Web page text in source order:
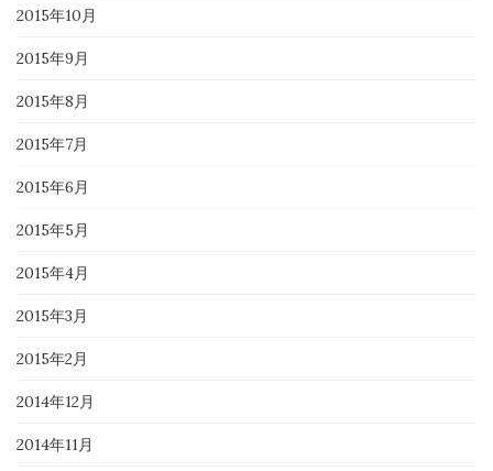
2015年10月
2015年9月
2015年8月
2015年7月
2015年6月
2015年5月
2015年4月
2015年3月
2015年2月
2014年12月
2014年11月